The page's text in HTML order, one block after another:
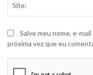
Salve meu nome, e-
próxima vez que eu